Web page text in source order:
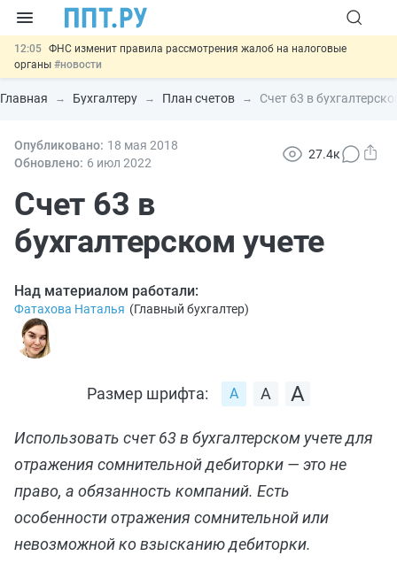
12:05 ФНС изменит правила рассмотрения жалоб на налоговые
органы #новости
11:31
Важно
Разработают единые критерии трудовых и ГПХ-
отношений #новости
10:00 Введут маркировку и идентификацию игроков в видеоиграх
#новости
иностранцев
#новости
Главная Бухгалтеру План счетов Счет 63 в
Опубликовано: 18 мая 2018
Обновлено: 6 июл 2022
27.4к
Счет 63 в
бухгалтерском учете
Над материалом работали:
Фатахова Наталья (Главный бухгалтер)
Размер шрифта:
Использовать счет 63 в бухгалтерском учете для
отражения сомнительной дебиторки — это не
право, а обязанность компаний. Есть
особенности отражения сомнительной или
невозможной ко взысканию дебиторки.